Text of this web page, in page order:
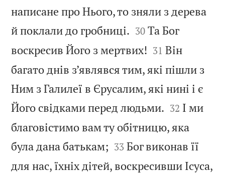
написане про Нього, то зняли з дерева
й поклали до гробниці. 

30 Та Бог
воскресив Його з мертвих! 

31 Він
багато днів з’являвся тим, які пішли з
Ним з Галилеї в Єрусалим, які нині і є
Його свідками перед людьми. 

32 І ми
благовістимо вам ту обітницю, яка
була дана батькам; 

33 Бог виконав її
для нас, їхніх дітей, воскресивши Ісуса,